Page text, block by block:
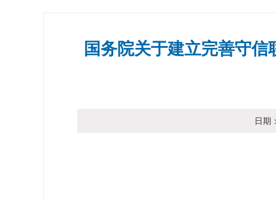
国务院关于建立完善守
日期